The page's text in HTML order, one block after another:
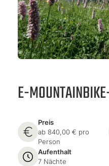
E-
Preis
ab 840,00 € pro
Person
Aufenthalt
7 Nächte